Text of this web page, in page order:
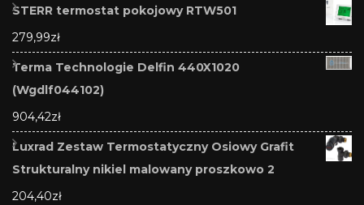
STERR termostat pokojowy RTW501
279,99zł
Terma Technologie Delfin 440X1020
(Wgdlf044102)
904,42zł
Luxrad Zestaw Termostatyczny Osiowy Grafit
Strukturalny nikiel malowany proszkowo 2
204,40zł